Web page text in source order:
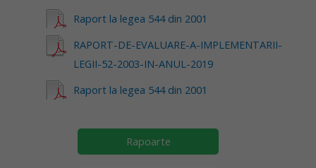
Raport la legea 544 din 2001
RAPORT-DE-EVALUARE-A-IMPLEMENTARII-
LEGII-52-2003-IN-ANUL-2019
Raport la legea 544 din 2001
Rapoarte